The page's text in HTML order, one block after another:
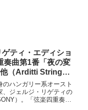
ゲティ・エディショ
奏曲第1番「夜の変
（Arditti String
）
のハンガリー系オースト
、ジェルジ・リゲティの
）。「弦楽四重奏曲